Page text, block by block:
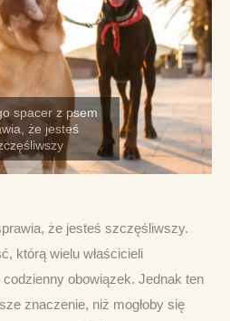
że jesteś szczęśliwszy.
którą wielu właścicieli
obowiązek. Jednak ten
znaczenie, niż mogłoby się